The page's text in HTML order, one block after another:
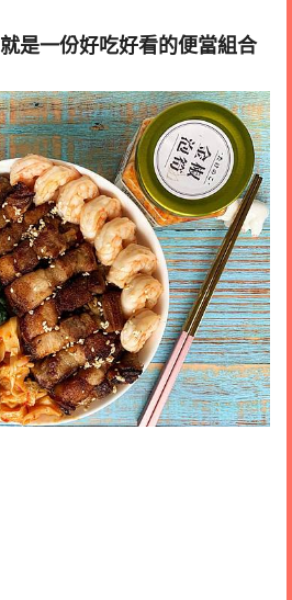
就是一份好吃好看的便當組合